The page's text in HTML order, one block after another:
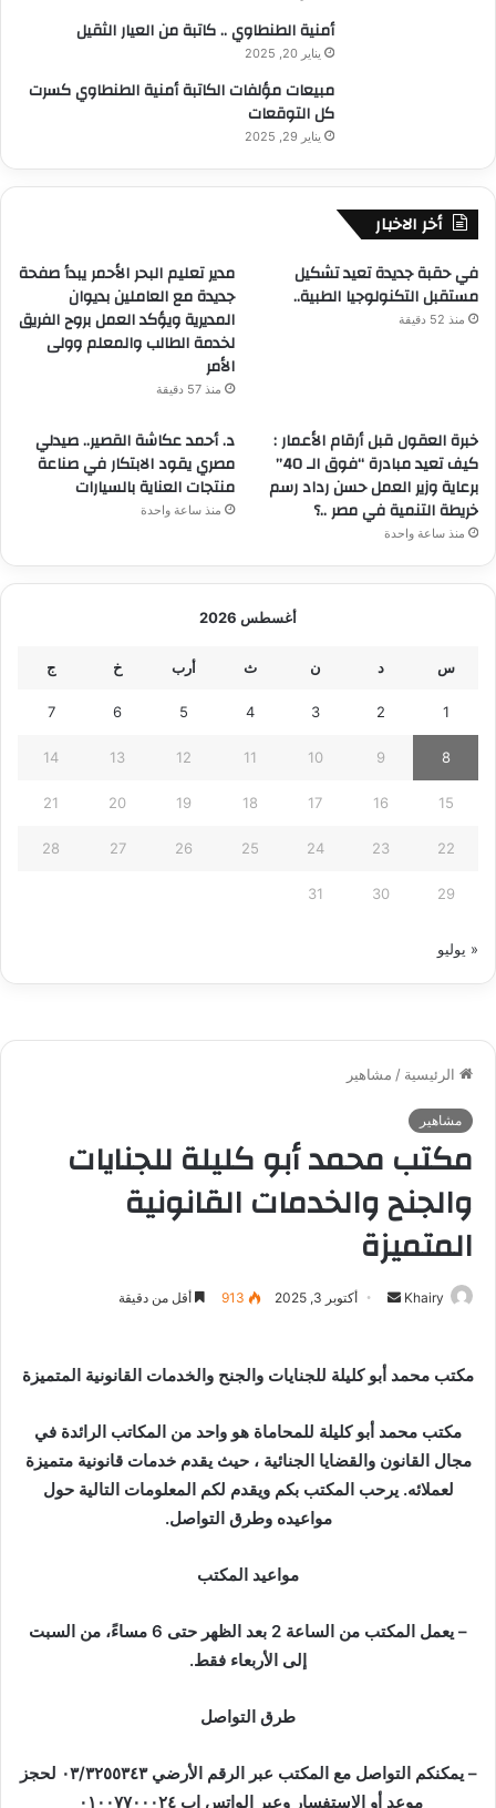
أمنية الطنطاوي .. كاتبة من العيار الثقيل
يناير 20, 2025
مبيعات مؤلفات الكاتبة أمنية الطنطاوي كسرت
كل التوقعات
يناير 29, 2025
أخر الاخبار
في حقبة جديدة تعيد تشكيل
مستقبل التكنولوجيا الطبية..
منذ 52 دقيقة
مدير تعليم البحر الأحمر يبدأ صفحة
جديدة مع العاملين بديوان
المديرية ويؤكد العمل بروح الفريق
لخدمة الطالب والمعلم وولى
الأمر
منذ 57 دقيقة
خبرة العقول قبل أرقام الأعمار :
كيف تعيد مبادرة “فوق الـ 40”
برعاية وزير العمل حسن رداد رسم
خريطة التنمية في مصر ..؟
منذ ساعة واحدة
د. أحمد عكاشة القصير.. صيدلي
مصري يقود الابتكار في صناعة
منتجات العناية بالسيارات
منذ ساعة واحدة
أغسطس 2026
س د ن ث أرب خ ج
1
2
3
4
5
6
7
8
9
10
11
12
13
14
15
16
17
18
19
20
21
22
23
24
25
26
27
28
29
30
31
« يوليو